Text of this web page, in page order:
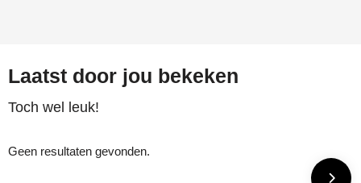
Laatst door jou bekeken
Toch wel leuk!
Geen resultaten gevonden.